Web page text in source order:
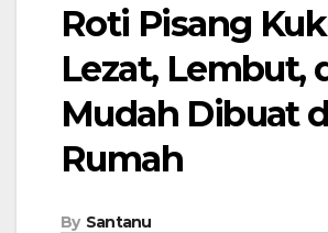
Roti Pisang
Lezat, Lembut,
Mudah Dibuat
Rumah
By Santanu